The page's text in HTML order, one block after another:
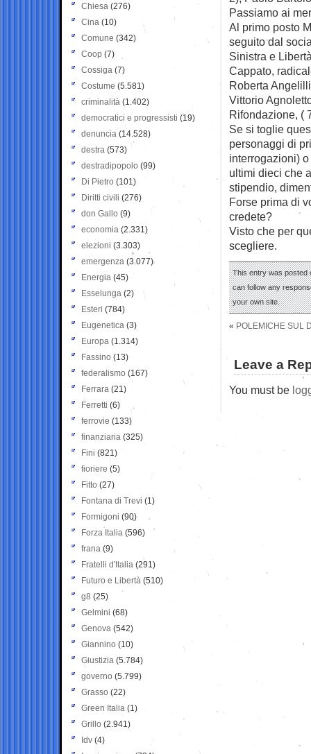
Passiamo ai
Al primo posto
seguito dal
Sinistra e
Cappato,
Roberta
Vittorio
Rifondazione, (
Se si toglie
personaggi di
interrogazioni)
ultimi dieci che
stipendio,
Forse prima di
credete?
Visto che per
scegliere.
This entry was posted
can follow any
your own site.
« POLEMICHE SUL
Leave a
You must be
Chiesa (276)
Cina (10)
Comune (342)
Coop (7)
Cossiga (7)
Costume (5.581)
criminalità (1.402)
democratici e progressisti (19)
denuncia (14.528)
destra (573)
destradipopolo (99)
Di Pietro (101)
Diritti civili (276)
don Gallo (9)
economia (2.331)
elezioni (3.303)
emergenza (3.077)
Energia (45)
Esselunga (2)
Esteri (784)
Eugenetica (3)
Europa (1.314)
Fassino (13)
federalismo (167)
Ferrara (21)
Ferretti (6)
ferrovie (133)
finanziaria (325)
Fini (821)
fioriere (5)
Fitto (27)
Fontana di Trevi (1)
Formigoni (90)
Forza Italia (596)
frana (9)
Fratelli d'Italia (291)
Futuro e Libertà (510)
g8 (25)
Gelmini (68)
Genova (542)
Giannino (10)
Giustizia (5.784)
governo (5.799)
Grasso (22)
Green Italia (1)
Grillo (2.941)
Idv (4)